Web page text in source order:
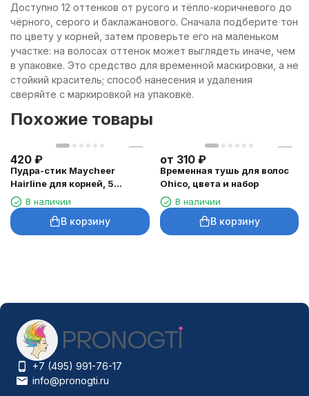
Доступно 12 оттенков от русого и тёпло-коричневого до
чёрного, серого и баклажанового. Сначала подберите тон
по цвету у корней, затем проверьте его на маленьком
участке: на волосах оттенок может выглядеть иначе, чем
в упаковке. Это средство для временной маскировки, а не
стойкий краситель; способ нанесения и удаления
сверяйте с маркировкой на упаковке.
Похожие товары
420 ₽
Пудра-стик Maycheer
Hairline для корней, 5
оттенков
В наличии
В корзину
от 310 ₽
Временная тушь для волос
Ohico, цвета и набор
В наличии
В корзину
+7 (495) 991-76-17
info@pronogti.ru